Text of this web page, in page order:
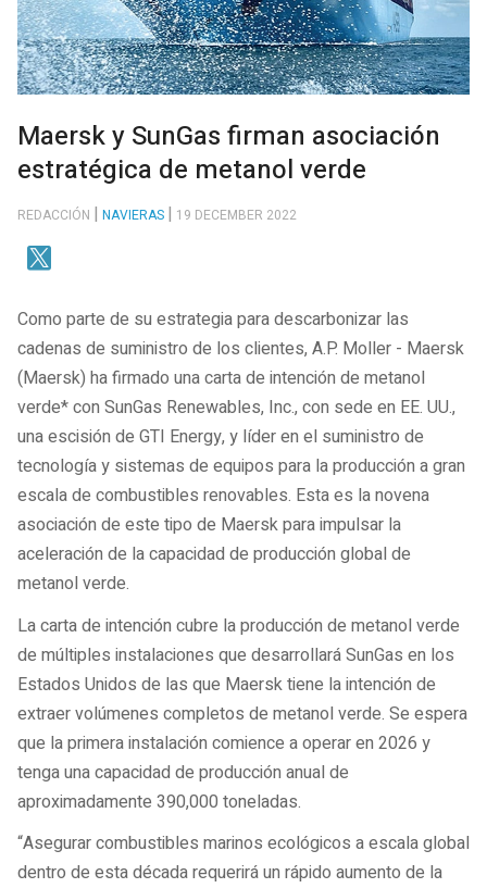
Maersk y SunGas firman asociación
estratégica de metanol verde
REDACCIÓN NAVIERAS 19 DECEMBER 2022
Como parte de su estrategia para descarbonizar las
cadenas de suministro de los clientes, A.P. Moller - Maersk
(Maersk) ha firmado una carta de intención de metanol
verde* con SunGas Renewables, Inc., con sede en EE. UU.,
una escisión de GTI Energy, y líder en el suministro de
tecnología y sistemas de equipos para la producción a gran
escala de combustibles renovables. Esta es la novena
asociación de este tipo de Maersk para impulsar la
aceleración de la capacidad de producción global de
metanol verde.
La carta de intención cubre la producción de metanol verde
de múltiples instalaciones que desarrollará SunGas en los
Estados Unidos de las que Maersk tiene la intención de
extraer volúmenes completos de metanol verde. Se espera
que la primera instalación comience a operar en 2026 y
tenga una capacidad de producción anual de
aproximadamente 390,000 toneladas.
“Asegurar combustibles marinos ecológicos a escala global
dentro de esta década requerirá un rápido aumento de la